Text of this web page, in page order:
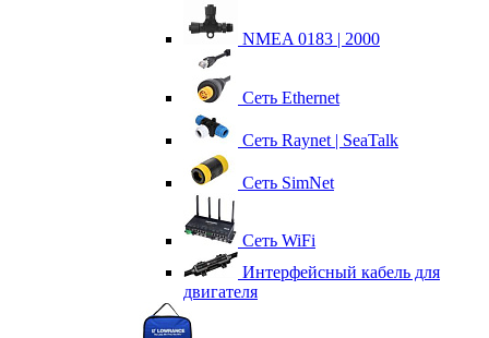
NMEA 0183 | 2000
Сеть Ethernet
Сеть Raynet | SeaTalk
Сеть SimNet
Сеть WiFi
Интерфейсный кабель для
двигателя